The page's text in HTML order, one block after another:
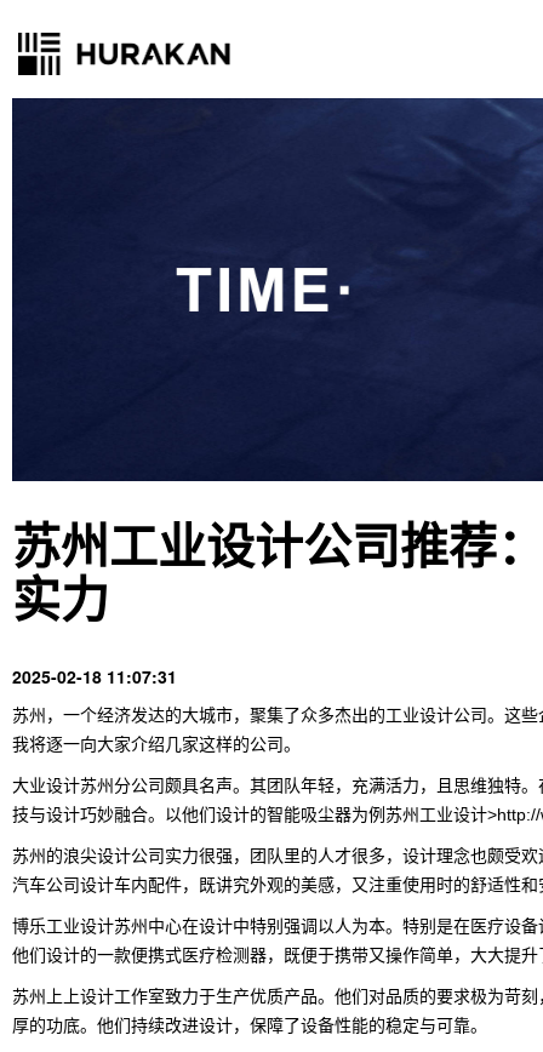
苏州工业设计公司推荐
实力
2025-02-18 11:07:31
苏州，一个经济发达的大城市，聚集了众多杰出的工业设计公司。这
我将逐一向大家介绍几家这样的公司。
大业设计苏州分公司颇具名声。其团队年轻，充满活力，且思维独特
技与设计巧妙融合。以他们设计的智能吸尘器为例苏州工业设计
苏州的浪尖设计公司实力很强，团队里的人才很多，设计理念也颇受
汽车公司设计车内配件，既讲究外观的美感，又注重使用时的舒适性
博乐工业设计苏州中心在设计中特别强调以人为本。特别是在医疗设
他们设计的一款便携式医疗检测器，既便于携带又操作简单，大大提
苏州上上设计工作室致力于生产优质产品。他们对品质的要求极为苛
厚的功底。他们持续改进设计，保障了设备性能的稳定与可靠。